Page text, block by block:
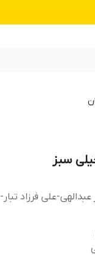
سبز
علی فرزاد تبار-